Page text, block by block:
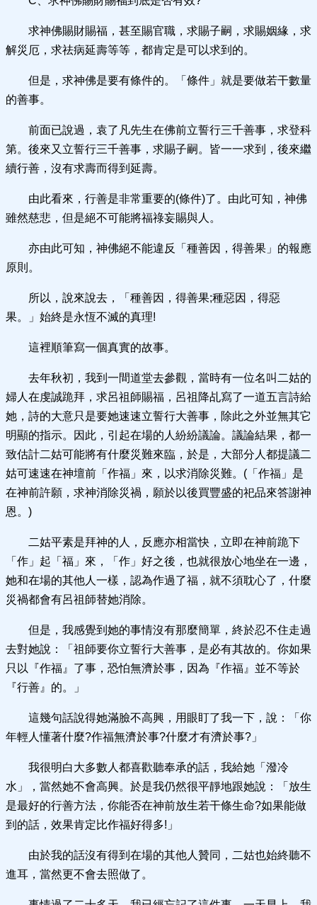
求神佛賜財賜福，甚至賜官職，求賜子嗣，求賜姻緣，求
解災厄，求祛病延壽等等，都肯定是可以求到的。
但是，求神佛是要有條件的。「條件」就是要做若干數量
的善事。
前面已說過，袁了凡先生在佛前立誓行三千善事，求登科
第。後來又立誓行三千善事，求賜子嗣。皆一一求到，後來繼
續行善，沒有求壽而得到延壽。
由此看來，行善是非常重要的(條件)了。由此可知，神佛
雖然慈悲，但是絕不可能將福祿妄賜與人。
亦由此可知，神佛絕不能違反「種善因，得善果」的報應
原則。
所以，說來說去，「種善因，得善果;種惡因，得惡
果。」始終是永恆不滅的真理!
這裡順筆寫一個真實的故事。
去年秋初，我到一間道堂去參觀，當時有一位名叫二姑的
婦人在虔誠跪拜，求呂祖師賜福，呂祖降乩寫了一道五言詩給
她，詩的大意只是要她速速立誓行大善事，除此之外並無其它
明顯的指示。因此，引起在場的人紛紛議論。議論結果，都一
致估計二姑可能將有什麼災難來臨，於是，大部分人都提議二
姑可速速在神壇前「作福」來，以求消除災難。(「作福」是
在神前許願，求神消除災禍，願於以後買豐盛的祀品來答謝神
恩。)
二姑平素是拜神的人，反應亦相當快，立即在神前跪下
「作」起「福」來，「作」好之後，也就很放心地坐在一邊，
她和在場的其他人一樣，認為作過了福，就不須耽心了，什麼
災禍都會有呂祖師替她消除。
但是，我感覺到她的事情沒有那麼簡單，終於忍不住走過
去對她說：「祖師要你立誓行大善事，是必有其故的。你如果
只以『作福』了事，恐怕無濟於事，因為『作福』並不等於
『行善』的。」
這幾句話說得她滿臉不高興，用眼盯了我一下，說：「你
年輕人懂著什麼?作福無濟於事?什麼才有濟於事?」
我很明白大多數人都喜歡聽奉承的話，我給她「潑冷
水」，當然她不會高興。於是我仍然很平靜地跟她說：「放生
是最好的行善方法，你能否在神前放生若干條生命?如果能做
到的話，效果肯定比作福好得多!」
由於我的話沒有得到在場的其他人贊同，二姑也始終聽不
進耳，當然更不會去照做了。